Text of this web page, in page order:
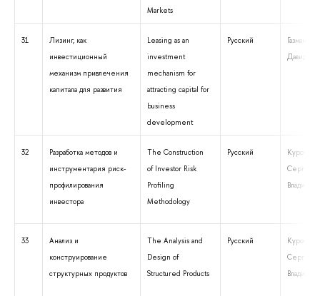
Markets
31
Лизинг, как
инвестиционный
механизм привлечения
капитала для развития
Leasing as an
investment
mechanism for
attracting capital for
business
development
Русский
Газман
Давидович
32
Разработка методов и
инструментария риск-
профилирования
инвестора
The Construction
of Investor Risk
Profiling
Methodology
Русский
Курочкин
Сергей
33
Анализ и
конструирование
структурных продуктов
The Analysis and
Design of
Structured Products
Русский
Курочкин
Сергей